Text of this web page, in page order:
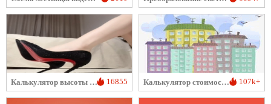
Калькулятор высоты каблука 16855 Калькулятор стоимости жилья 107k+